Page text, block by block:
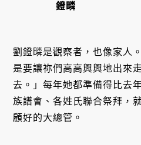
鐙疄
劉鐙疄是觀察者，也像家人
是要讓祢們高高興興地出來
去。」每年她都準備得比去
族譜會、各姓氏聯合祭拜，
顧好的大總管。